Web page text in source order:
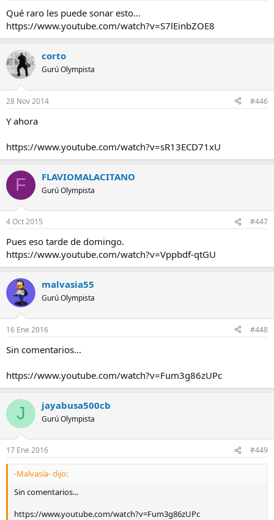
Qué raro les puede sonar esto...
https://www.youtube.com/watch?v=S7lEinbZOE8
corto
Gurú Olympista
28 Nov 2014 #446
Y ahora
https://www.youtube.com/watch?v=sR13ECD71xU
F FLAVIOMALACITANO
Gurú Olympista
4 Oct 2015 #447
Pues eso tarde de domingo.
https://www.youtube.com/watch?v=Vppbdf-qtGU
malvasia55
Gurú Olympista
16 Ene 2016 #448
Sin comentarios...
https://www.youtube.com/watch?v=Fum3g86zUPc
J jayabusa500cb
Gurú Olympista
17 Ene 2016 #449
-Malvasía- dijo:
Sin comentarios...
https://www.youtube.com/watch?v=Fum3g86zUPc